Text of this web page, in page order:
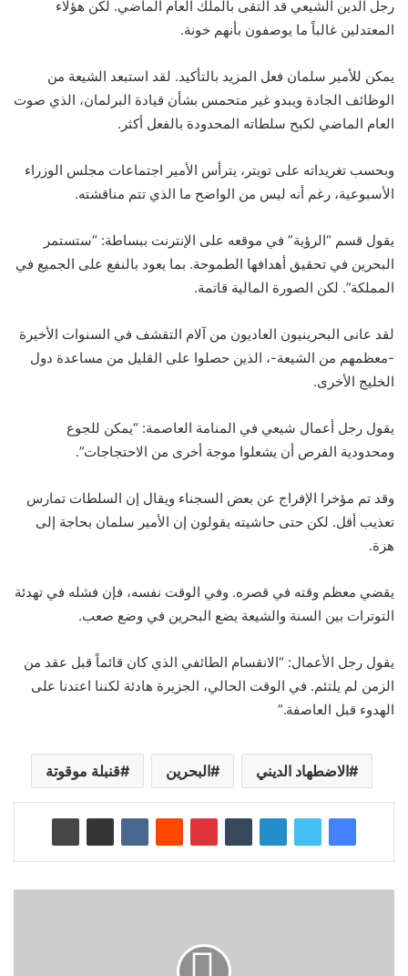
رجل الدين الشيعي قد التقى بالملك العام الماضي. لكن هؤلاء
المعتدلين غالباً ما يوصفون بأنهم خونة.
يمكن للأمير سلمان فعل المزيد بالتأكيد. لقد استبعد الشيعة من
الوظائف الجادة ويبدو غير متحمس بشأن قيادة البرلمان، الذي صوت
العام الماضي لكبح سلطاته المحدودة بالفعل أكثر.
وبحسب تغريداته على تويتر، يترأس الأمير اجتماعات مجلس الوزراء
الأسبوعية، رغم أنه ليس من الواضح ما الذي تتم مناقشته.
يقول قسم “الرؤية” في موقعه على الإنترنت ببساطة: “ستستمر
البحرين في تحقيق أهدافها الطموحة. بما يعود بالنفع على الجميع في
المملكة”. لكن الصورة المالية قاتمة.
لقد عانى البحرينيون العاديون من آلام التقشف في السنوات الأخيرة
-معظمهم من الشيعة-، الذين حصلوا على القليل من مساعدة دول
الخليج الأخرى.
يقول رجل أعمال شيعي في المنامة العاصمة: “يمكن للجوع
ومحدودية الفرص أن يشعلوا موجة أخرى من الاحتجاجات”.
وقد تم مؤخرا الإفراج عن بعض السجناء ويقال إن السلطات تمارس
تعذيب أقل. لكن حتى حاشيته يقولون إن الأمير سلمان بحاجة إلى
هزة.
يقضي معظم وقته في قصره. وفي الوقت نفسه، فإن فشله في تهدئة
التوترات بين السنة والشيعة يضع البحرين في وضع صعب.
يقول رجل الأعمال: “الانقسام الطائفي الذي كان قائماً قبل عقد من
الزمن لم يلتئم. في الوقت الحالي، الجزيرة هادئة لكننا اعتدنا على
الهدوء قبل العاصفة.”
الاضطهاد الديني البحرين قنبلة موقوتة